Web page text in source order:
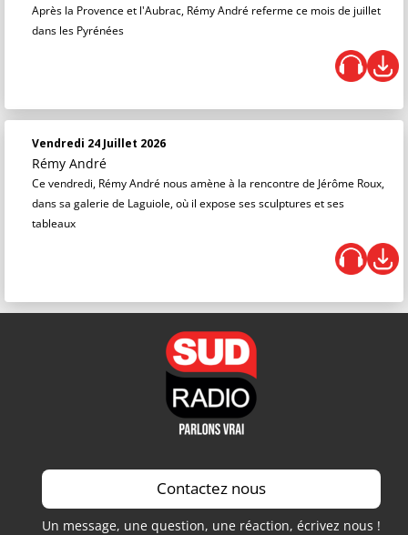
Après la Provence et l'Aubrac, Rémy André referme ce mois de juillet
dans les Pyrénées
Vendredi 24 Juillet 2026
Rémy André
Ce vendredi, Rémy André nous amène à la rencontre de Jérôme Roux,
dans sa galerie de Laguiole, où il expose ses sculptures et ses
tableaux
Contactez nous
Un message, une question, une réaction, écrivez nous !